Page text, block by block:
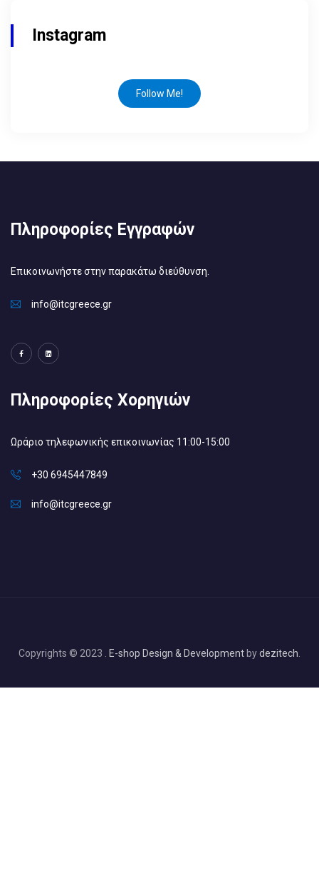
Instagram
Follow Me!
Πληροφορίες Εγγραφών
Επικοινωνήστε στην παρακάτω διεύθυνση.
info@itcgreece.gr
Πληροφορίες Χορηγιών
Ωράριο τηλεφωνικής επικοινωνίας 11:00-15:00
+30 6945447849
info@itcgreece.gr
Copyrights © 2023 . E-shop Design & Development bydezitech